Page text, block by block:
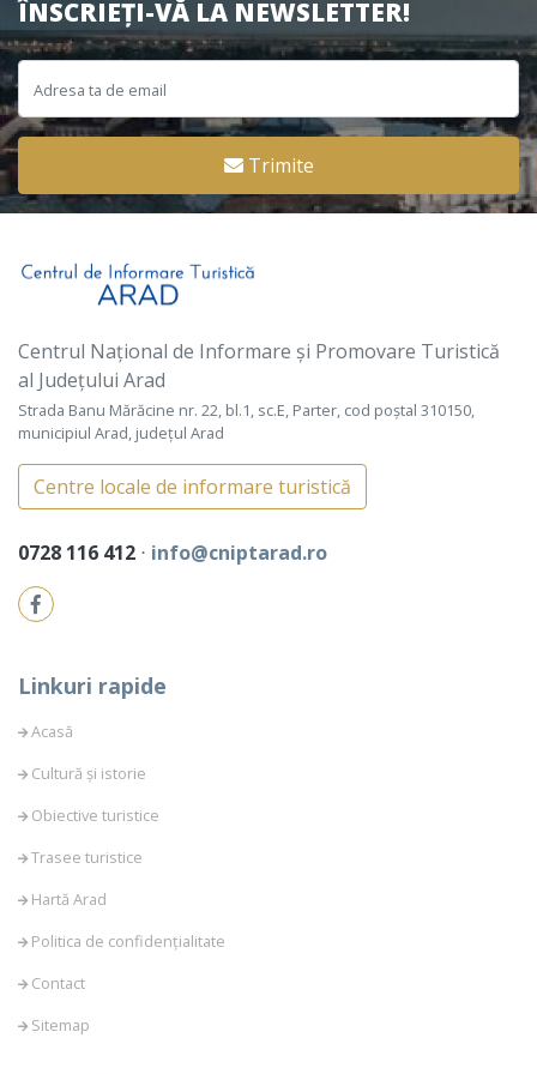
ÎNSCRIEȚI-VĂ LA NEWSLETTER!
Trimite
Centrul Național de Informare și Promovare Turistică
al Județului Arad
Strada Banu Mărăcine nr. 22, bl.1, sc.E, Parter, cod poștal 310150,
municipiul Arad, județul Arad
Centre locale de informare turistică
0728 116 412 ⋅ info@cniptarad.ro
Linkuri rapide
Acasă
Cultură și istorie
Obiective turistice
Trasee turistice
Hartă Arad
Politica de confidențialitate
Contact
Sitemap